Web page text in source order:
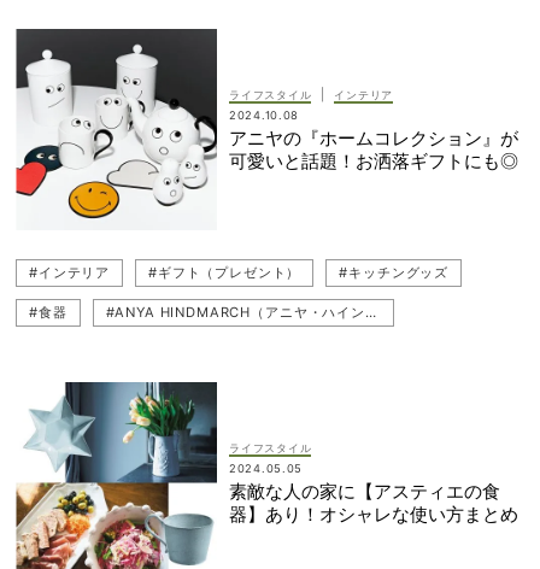
#ギフト（プレゼント）
ライフスタイル
インテリア
2024.10.08
アニヤの『ホームコレクション』が
可愛いと話題！お洒落ギフトにも◎
#インテリア #ギフト（プレゼント） #キッチングッズ
#食器 #ANYA HINDMARCH（アニヤ・ハインドマーチ）
ライフスタイル
2024.05.05
素敵な人の家に【アスティエの食
器】あり！オシャレな使い方まとめ